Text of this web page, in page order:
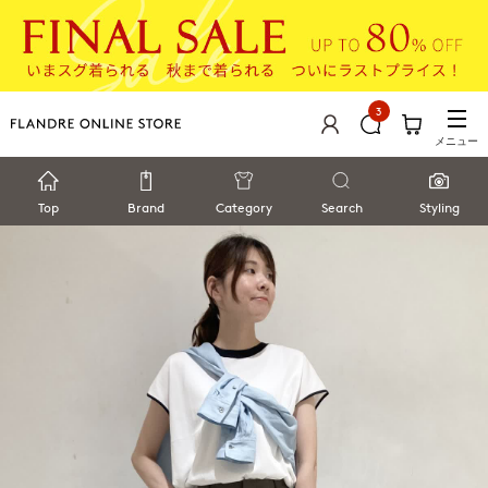
3
メニュー
Top Brand Category Search Styling